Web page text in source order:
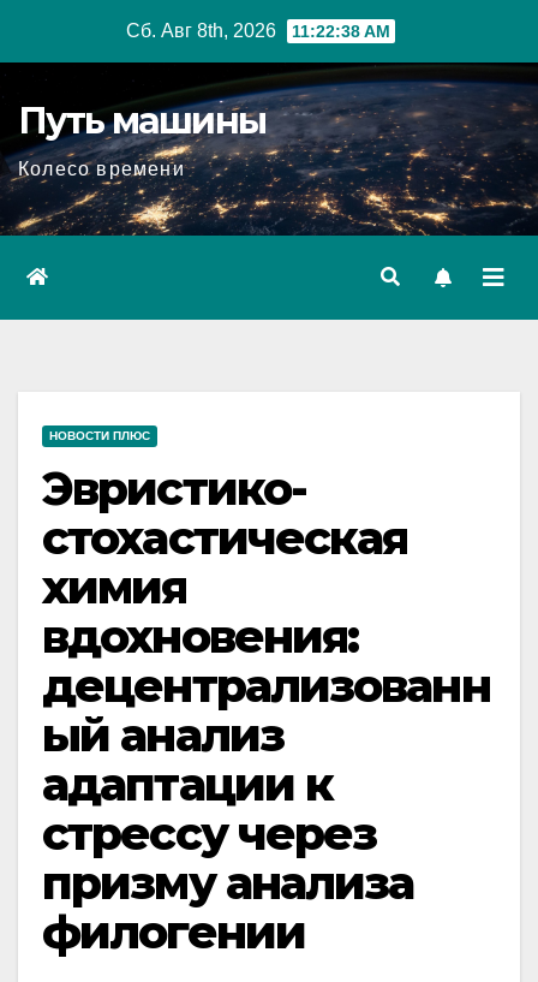
Сб. Авг 8th, 2026 11:22:40 AM
Путь машины
Колесо времени
НОВОСТИ ПЛЮС
Эвристико-
стохастическая
химия
вдохновения:
децентрализованн
ый анализ
адаптации к
стрессу через
призму анализа
филогении